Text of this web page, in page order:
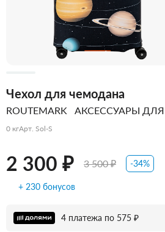
Чехол для чемодана
ROUTEMARK АКСЕССУАРЫ
0 кгАрт. Sol-S
2 300 ₽ 3 500 ₽ -34%
+ 230 бонусов
4 платежа по 575 ₽